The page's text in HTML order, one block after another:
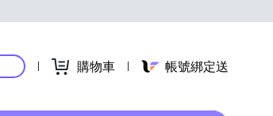
購物車 帳號綁定送